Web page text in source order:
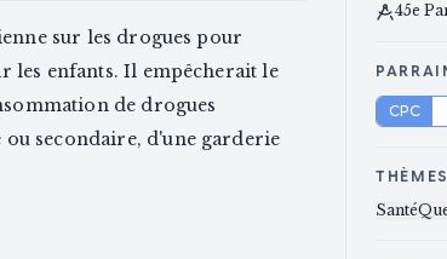
sur les drogues pour
les enfants. Il empêcherait le
de drogues
secondaire, d'une garderie
45e
CPC
THÈMES
Santé